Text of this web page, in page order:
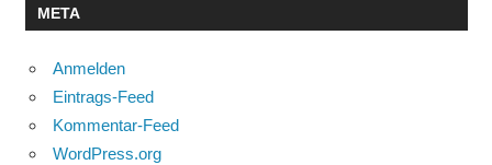
META
Anmelden
Eintrags-Feed
Kommentar-Feed
WordPress.org